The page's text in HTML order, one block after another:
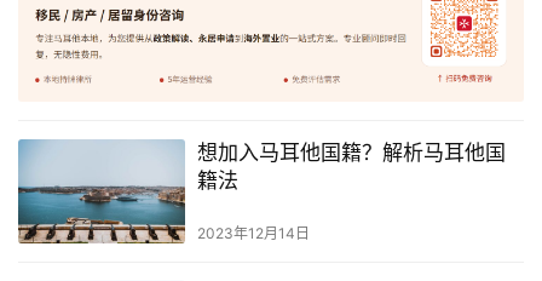
想加入马耳他国籍？解析马耳他国
籍法
2023年12月14日